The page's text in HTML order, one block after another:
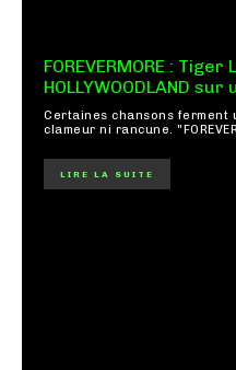
FOREVERMORE :
HOLLYWOODLAND
Certaines chansons ferment
clameur ni rancune.
LIRE LA SUITE